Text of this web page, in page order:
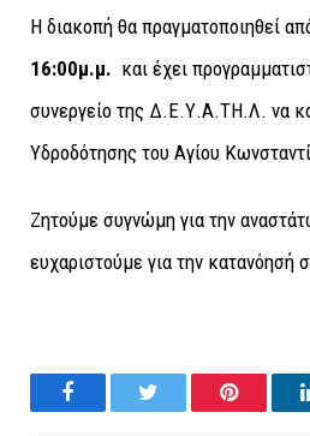
Η διακοπή θα πραγματοποιηθεί
16:00μ.μ. και έχει
συνεργείο της Δ.Ε.Υ.Α.ΤΗ.Λ. να
Υδροδότησης του Αγίου
Ζητούμε συγνώμη για την
ευχαριστούμε για την κατανόησή
FacebookTwitter Pinterest